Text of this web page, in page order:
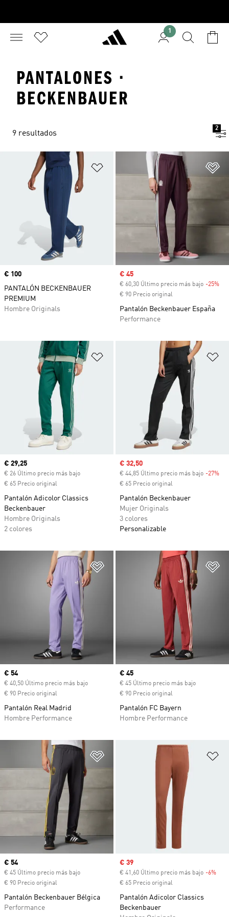
1
PANTALONES ·
BECKENBAUER
9 resultados
2
Añadir a la lista de deseos
Precio
€ 100
PANTALÓN BECKENBAUER
PREMIUM
Hombre Originals
Precio de venta
€ 45
€ 60,30 Último precio más bajo -25%
€ 90 Precio original
Pantalón Beckenbauer España
Performance
Añadir a la lista de deseos
Precio actual
€ 29,25
€ 26 Último precio más bajo
€ 65 Precio original
Pantalón Adicolor Classics
Beckenbauer
Hombre Originals
2 colores
Precio de venta
€ 32,50
€ 44,85 Último precio más bajo -27%
€ 65 Precio original
Pantalón Beckenbauer
Mujer Originals
3 colores
Personalizable
Añadir a la lista de deseos
Precio actual
€ 54
€ 40,50 Último precio más bajo
€ 90 Precio original
Pantalón Real Madrid
Hombre Performance
Precio actual
€ 45
€ 45 Último precio más bajo
€ 90 Precio original
Pantalón FC Bayern
Hombre Performance
Añadir a la lista de deseos
Precio actual
€ 54
€ 45 Último precio más bajo
€ 90 Precio original
Pantalón Beckenbauer Bélgica
Performance
Precio de venta
€ 39
€ 41,60 Último precio más bajo -6%
€ 65 Precio original
Pantalón Adicolor Classics
Beckenbauer